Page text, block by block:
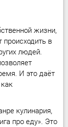
жизни,
в
людей.
И это даёт
кулинария,
про еду». Это